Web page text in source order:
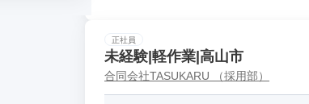
正社員
未経験|軽作業|高山市
合同会社TASUKARU （採用部）